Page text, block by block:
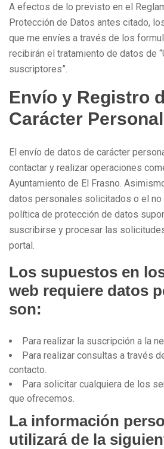
A efectos de lo previsto en el
Protección de Datos antes citado,
que me envíes a través de los
recibirán el tratamiento de datos de
suscriptores”.
Envío y Registro
Carácter Personal
El envío de datos de carácter
contactar y realizar operaciones
Ayuntamiento de El Frasno.
datos personales solicitados o el no
política de protección de datos
suscribirse y procesar las
portal.
Los supuestos en los
web requiere datos
son:
Para realizar la suscripción a la
Para realizar consultas a través
contacto.
Para solicitar cualquiera de los
que ofrecemos.
La información
utilizará de la